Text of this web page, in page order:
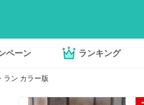
ペーン ランキング
ラン カラー版